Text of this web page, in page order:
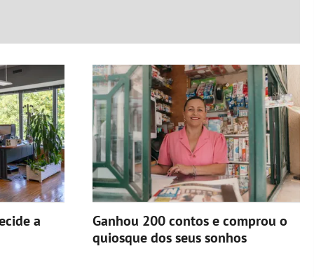
a
Ganhou 200 contos e comprou o
quiosque dos seus sonhos